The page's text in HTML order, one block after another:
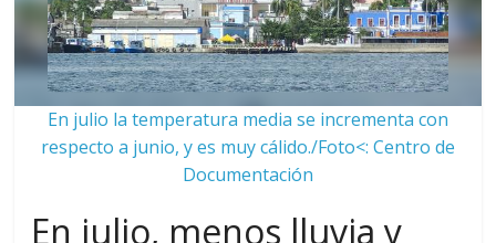
En julio la temperatura media se incrementa con
respecto a junio, y es muy cálido./Foto<: Centro de
Documentación
En julio, menos lluvia y